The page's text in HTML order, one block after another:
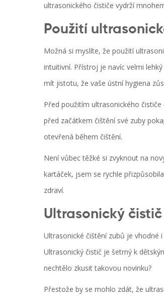
ultrasonického čističe vydrží
Použití
Možná si myslíte, že použití
intuitivní. Přístroj je navíc velmi
mít jistotu, že vaše ústní hygiena
Před použitím ultrasonického
před začátkem čištění své zuby
otevřená během čištění.
Není vůbec těžké si zvyknout na
kartáček, jsem se rychle
zdraví.
Ultrasonický
Ultrasonické čištění zubů je vhodné
Ultrasonický čistič je šetrný k
nechtělo zkusit takovou novinku?
Přestože by se mohlo zdát, že